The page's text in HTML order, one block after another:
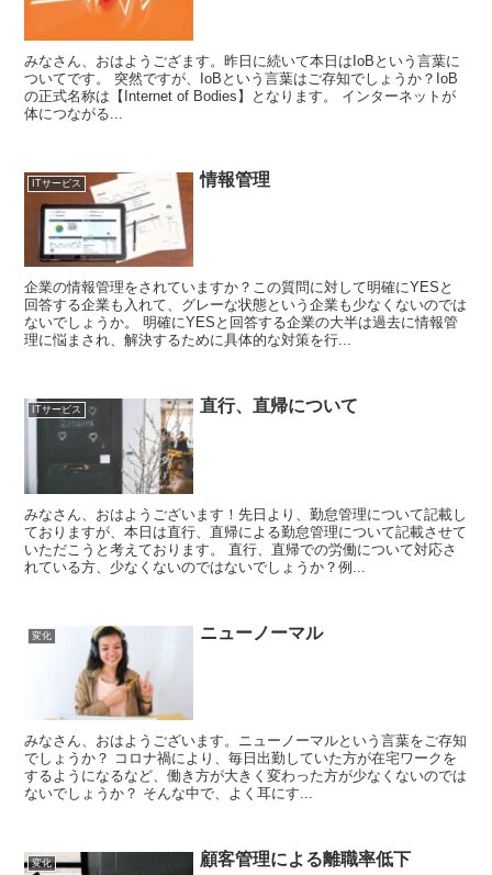
みなさん、おはようござます。昨日に続いて本日はIoBという言葉に
ついてです。 突然ですが、IoBという言葉はご存知でしょうか？IoB
の正式名称は【Internet of Bodies】となります。 インターネットが
体につながる...
ITサービス 情報管理
企業の情報管理をされていますか？この質問に対して明確にYESと
回答する企業も入れて、グレーな状態という企業も少なくないのでは
ないでしょうか。 明確にYESと回答する企業の大半は過去に情報管
理に悩まされ、解決するために具体的な対策を行...
ITサービス 直行、直帰について
みなさん、おはようございます！先日より、勤怠管理について記載し
ておりますが、本日は直行、直帰による勤怠管理について記載させて
いただこうと考えております。 直行、直帰での労働について対応さ
れている方、少なくないのではないでしょうか？例...
変化 ニューノーマル
みなさん、おはようございます。ニューノーマルという言葉をご存知
でしょうか？ コロナ禍により、毎日出勤していた方が在宅ワークを
するようになるなど、働き方が大きく変わった方が少なくないのでは
ないでしょうか？ そんな中で、よく耳にす...
変化 顧客管理による離職率低下